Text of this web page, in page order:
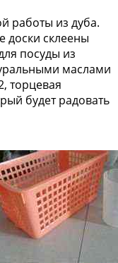
работы из дуба.
доски склеены
посуды из
маслами
торцевая
будет радовать